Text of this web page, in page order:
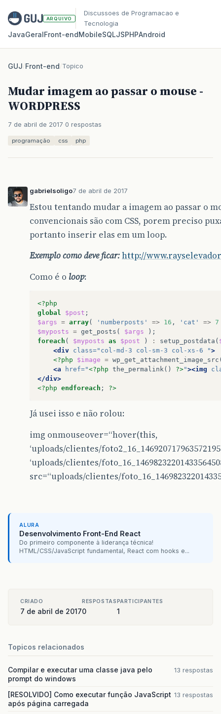
ARQUIVO
Discussoes de Programacao e
Tecnologia
JavaGeralFront‑endMobileSQLJSPHPAndroid
GUJ/Front-end/Topico
Mudar imagem ao passar o mouse -
WORDPRESS
7 de abril de 2017 0 respostas
programação css php
gabrielsoligo7 de abril de 2017
Estou tentando mudar a imagem ao passar o
convencionais são com CSS, porem preciso
portanto inserir elas em um loop.
Exemplo como deve ficar:http://
Como é o loop:
<?php
global
$post ;
$args = array( 'numberposts' => 16 , 'cat' =>
7
$myposts = get_posts ( $args
);
foreach ( $myposts as $post ) : setup_postdata (
<div class="col-md-3 col-sm-3 col-xs-6 ">
<?php
$image = wp_get_attachment_image_src
<a
href="<?php the_permalink() ?>"><img
</div>
<?php endforeach ; ?>
Já usei isso e não rolou:
img onmouseover=“hover(this,
‘uploads/clientes/
‘uploads/clientes/
src=“uploads/clientes/
ALURA
Desenvolvimento Front-End React
Do primeiro componente à liderança técnica!
HTML/CSS/JavaScript fundamental, React com hooks e...
CRIADO
7 de abril de 2017
RESPOSTAS
0
PARTICIPANTES
1
Topicos relacionados
Compilar e executar uma classe java pelo
prompt do windows
13 respostas
[RESOLVIDO] Como executar função JavaScript
após página carregada
13 respostas